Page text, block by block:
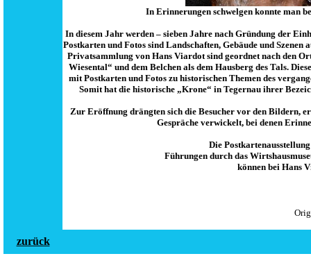
In Erinnerungen schwelgen konnte man
In diesem Jahr werden – sieben Jahre nach Gründung der
Postkarten und Fotos sind Landschaften, Gebäude und
Privatsammlung von Hans Viardot sind geordnet nach den
Wiesental“ und dem Belchen als dem Hausberg des Tals.
mit Postkarten und Fotos zu historischen Themen des
Somit hat die historische „Krone“ in Tegernau ihrer
Zur Eröffnung drängten sich die Besucher vor den Bildern,
Gespräche verwickelt, bei denen
Die
Führungen durch das
können bei Hans
zurück